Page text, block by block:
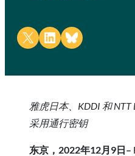
Share on X Share on LinkedIn
Share on Bluesky
雅虎日本、KDDI 和
采用通行密钥
东京，2022年12月9日–